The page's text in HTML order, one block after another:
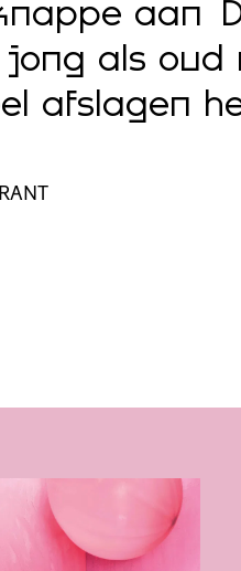
aan
jong als
afslagen